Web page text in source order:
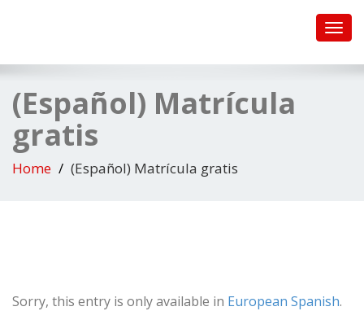
(Español) Matrícula
gratis
Home (Español) Matrícula gratis
Sorry, this entry is only available in European Spanish.